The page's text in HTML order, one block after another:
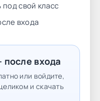
свой класс
входа
после входа
или войдите,
и скачать